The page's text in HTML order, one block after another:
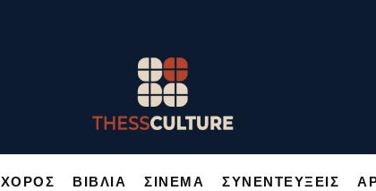
ΧΟΡΟΣ ΒΙΒΛΙΑ ΣΙΝΕΜΑ ΣΥΝΕΝΤΕΥΞΕΙΣ